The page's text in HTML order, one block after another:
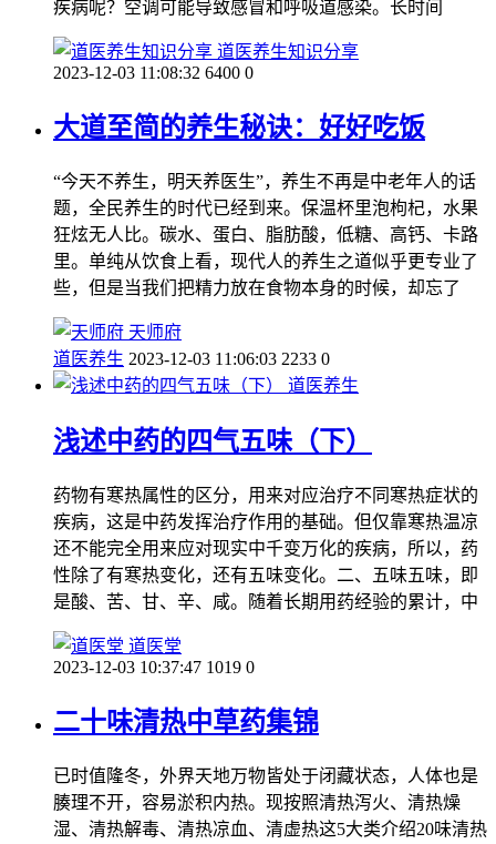
疾病呢？空调可能导致感冒和呼吸道感染。长时间
道医养生知识分享
2023-12-03 11:08:32 6400 0
大道至简的养生秘诀：好好吃饭
“今天不养生，明天养医生”，养生不再是中老年人的话
题，全民养生的时代已经到来。保温杯里泡枸杞，水果
狂炫无人比。碳水、蛋白、脂肪酸，低糖、高钙、卡路
里。单纯从饮食上看，现代人的养生之道似乎更专业了
些，但是当我们把精力放在食物本身的时候，却忘了
天师府
道医养生 2023-12-03 11:06:03 2233 0
道医养生
浅述中药的四气五味（下）
药物有寒热属性的区分，用来对应治疗不同寒热症状的
疾病，这是中药发挥治疗作用的基础。但仅靠寒热温凉
还不能完全用来应对现实中千变万化的疾病，所以，药
性除了有寒热变化，还有五味变化。二、五味五味，即
是酸、苦、甘、辛、咸。随着长期用药经验的累计，中
道医堂
2023-12-03 10:37:47 1019 0
二十味清热中草药集锦
已时值隆冬，外界天地万物皆处于闭藏状态，人体也是
腠理不开，容易淤积内热。现按照清热泻火、清热燥
湿、清热解毒、清热凉血、清虚热这5大类介绍20味清热